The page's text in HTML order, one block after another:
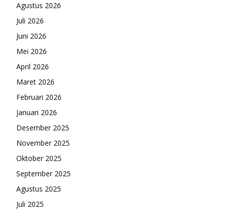
Agustus 2026
Juli 2026
Juni 2026
Mei 2026
April 2026
Maret 2026
Februari 2026
Januari 2026
Desember 2025
November 2025
Oktober 2025
September 2025
Agustus 2025
Juli 2025